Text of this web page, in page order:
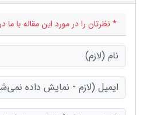
* نظرتان را در مورد این مقاله با ما